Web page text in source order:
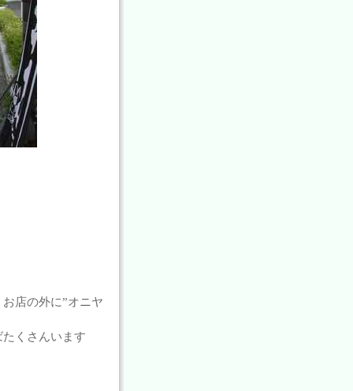
店の外に”オニヤ
くさんいます